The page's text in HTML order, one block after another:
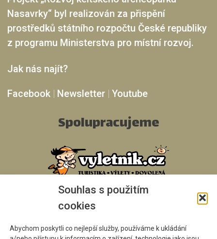
Souhlas s použitím
cookies
Abychom poskytli co nejlepší služby, používáme k ukládání
Nasavrky“ byl realizován za přispění
prostředků státního rozpočtu České republiky
z programu Ministerstva pro místní rozvoj.
Jak nás najít?
Facebook | Newsletter | Youtube
Spolupracujeme